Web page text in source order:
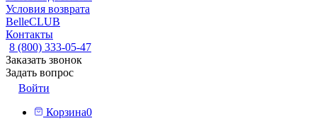
Условия возврата
BelleCLUB
Контакты
8 (800) 333-05-47
Заказать звонок
Задать вопрос
Войти
Корзина0